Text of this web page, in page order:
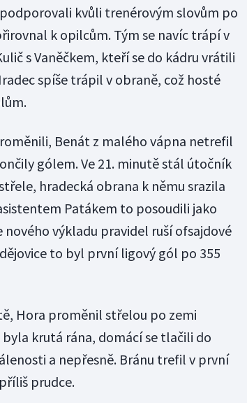
kvůli trenérovým slovům po
k opilcům. Tým se navíc trápí v
s Vaněčkem, kteří se do kádru vrátili
spíše trápil v obraně, což hosté
Benát z malého vápna netrefil
gólem. Ve 21. minutě stál útočník
hradecká obrana k němu srazila
Patákem to posoudili jako
výkladu pravidel ruší ofsajdové
to byl první ligový gól po 355
Hora proměnil střelou po zemi
krutá rána, domácí se tlačili do
a nepřesně. Bránu trefil v první
prudce.